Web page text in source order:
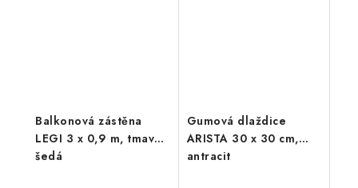
Balkonová zástěna
LEGI 3 x 0,9 m, tmavě
šedá
Gumová dlaždice
ARISTA 30 x 30 cm,
antracit